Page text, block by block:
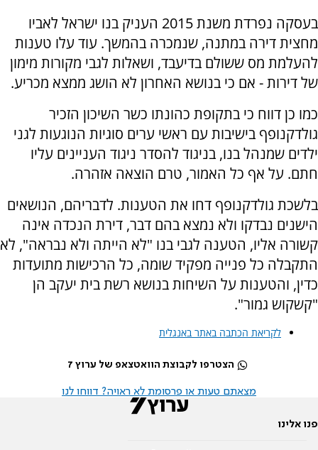
בעסקה נפרדת משנת 2015 העניק בנו ישראל לאביו
מחצית דירה במתנה, שנמכרה בהמשך. עוד עלו טענות
להעלמת מס ששולם בדיעבד, ושאלות לגבי מקורות מימון
של דירות - אם כי בנושא האחרון לא הושג ממצא מכריע.
כמו כן דווח כי בתקופת כהונתו כשר השיכון הזכיר
גולדקנופף בישיבות עם ראשי ערים סוגיות הנוגעות לגני
ילדים שמנהל בנו, בניגוד להסדר ניגוד העניינים עליו
חתם. על אף כל האמור, טרם הוצאה אזהרה.
בלשכת גולדקנופף דחו את הטענות. לדבריהם, הנושאים
הישנים נבדקו ולא נמצא בהם דבר, דירת הנכדה אינה
קשורה אליו, הטענה לגבי בנו "לא הייתה ולא נבראה", לא
התקבלה כל פנייה מפקיד שומה, כל הרכישות מתועדות
כדין, והטענות על השיחות בנושא רשת בית יעקב הן
"קשקוש גמור".
לקריאת הכתבה באתר באנגלית
הצטרפו לקבוצת הוואטצאפ של ערוץ 7
מצאתם טעות או פרסומת לא ראויה? דווחו לנו
פנו אלינו